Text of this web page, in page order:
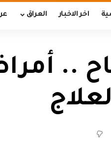
اخر الاخبار العراق
..